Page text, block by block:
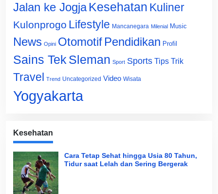
Jalan ke Jogja Kesehatan Kuliner
Kulonprogo Lifestyle Mancanegara Milenial Music
News Opini Otomotif Pendidikan Profil
Sains Tek Sleman Sport Sports Tips Trik
Travel Trend Uncategorized Video Wisata
Yogyakarta
Kesehatan
Cara Tetap Sehat hingga Usia 80 Tahun,
Tidur saat Lelah dan Sering Bergerak